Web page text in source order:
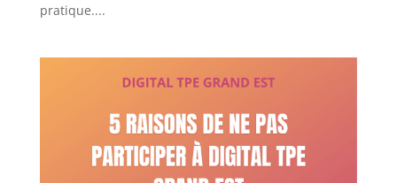
pratique....